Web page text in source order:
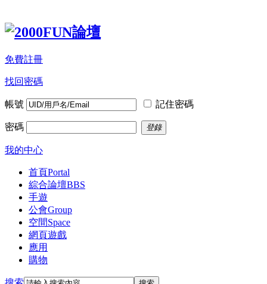
免費註冊
找回密碼
帳號 記住密碼
密碼 登錄
我的中心
首頁Portal
綜合論壇BBS
手遊
公會Group
空間Space
網頁遊戲
應用
購物